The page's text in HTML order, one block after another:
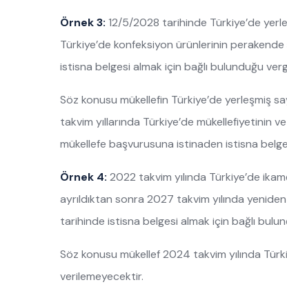
Örnek 3: 12/5/2028 tarihinde Türkiye’de
Türkiye’de konfeksiyon ürünlerinin perakende
istisna belgesi almak için bağlı bulunduğu
Söz konusu mükellefin Türkiye’de yerleşmiş
takvim yıllarında Türkiye’de mükellefiyetinin
mükellefe başvurusuna istinaden istisna
Örnek 4: 2022 takvim yılında Türkiye’de
ayrıldıktan sonra 2027 takvim yılında
tarihinde istisna belgesi almak için bağlı
Söz konusu mükellef 2024 takvim yılında
verilemeyecektir.